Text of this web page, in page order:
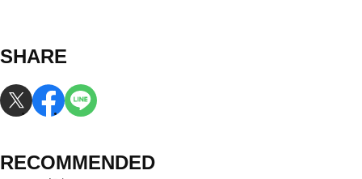
SHARE
RECOMMENDED